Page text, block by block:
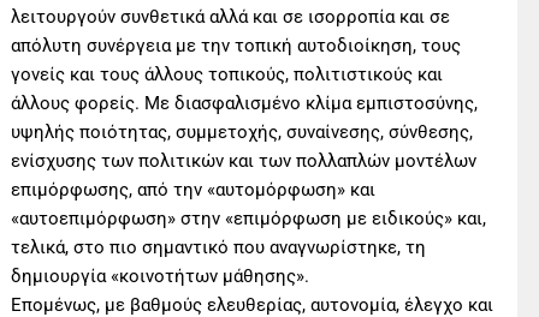
λειτουργούν συνθετικά αλλά και σε ισορροπία και σε
απόλυτη συνέργεια με την τοπική αυτοδιοίκηση, τους
γονείς και τους άλλους τοπικούς, πολιτιστικούς και
άλλους φορείς. Με διασφαλισμένο κλίμα εμπιστοσύνης,
υψηλής ποιότητας, συμμετοχής, συναίνεσης, σύνθεσης,
ενίσχυσης των πολιτικών και των πολλαπλών μοντέλων
επιμόρφωσης, από την «αυτομόρφωση» και
«αυτοεπιμόρφωση» στην «επιμόρφωση με ειδικούς» και,
τελικά, στο πιο σημαντικό που αναγνωρίστηκε, τη
δημιουργία «κοινοτήτων μάθησης».
Επομένως, με βαθμούς ελευθερίας, αυτονομία, έλεγχο και